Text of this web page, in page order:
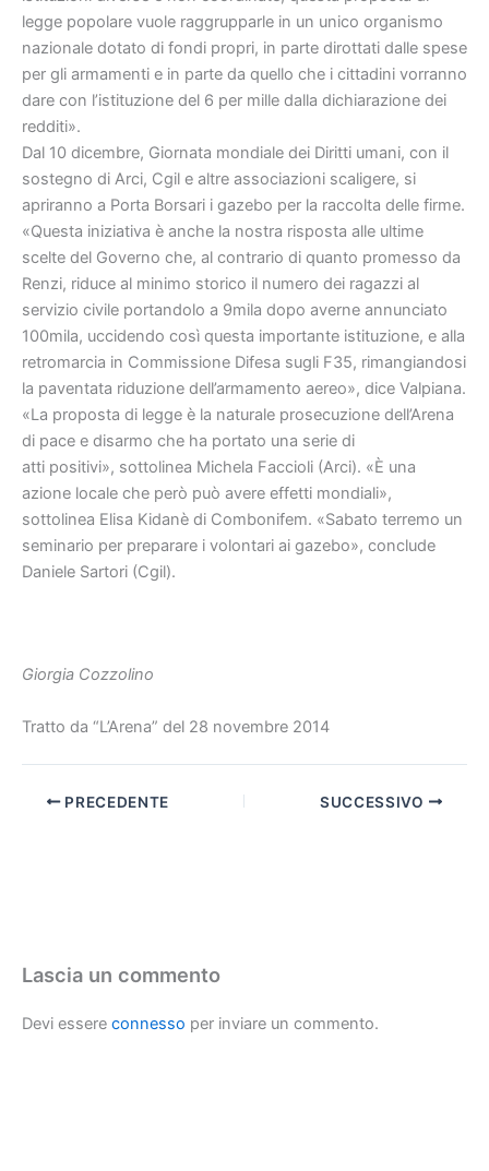
legge popolare vuole raggrupparle in un unico organismo
nazionale dotato di fondi propri, in parte dirottati dalle spese
per gli armamenti e in parte da quello che i cittadini vorranno
dare con l’istituzione del 6 per mille dalla dichiarazione dei
redditi».
Dal 10 dicembre, Giornata mondiale dei Diritti umani, con il
sostegno di Arci, Cgil e altre associazioni scaligere, si
apriranno a Porta Borsari i gazebo per la raccolta delle firme.
«Questa iniziativa è anche la nostra risposta alle ultime
scelte del Governo che, al contrario di quanto promesso da
Renzi, riduce al minimo storico il numero dei ragazzi al
servizio civile portandolo a 9mila dopo averne annunciato
100mila, uccidendo così questa importante istituzione, e alla
retromarcia in Commissione Difesa sugli F35, rimangiandosi
la paventata riduzione dell’armamento aereo», dice Valpiana.
«La proposta di legge è la naturale prosecuzione dell’Arena
di pace e disarmo che ha portato una serie di
atti positivi», sottolinea Michela Faccioli (Arci). «È una
azione locale che però può avere effetti mondiali»,
sottolinea Elisa Kidanè di Combonifem. «Sabato terremo un
seminario per preparare i volontari ai gazebo», conclude
Daniele Sartori (Cgil).
Giorgia Cozzolino
Tratto da “L’Arena” del 28 novembre 2014
PRECEDENTE SUCCESSIVO
Lascia un commento
Devi essere connesso per inviare un commento.